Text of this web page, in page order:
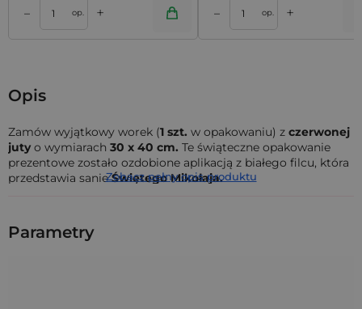
– op. + – op. +
Dodaj do koszyka
Opis
Zamów wyjątkowy worek (1 szt. w opakowaniu) z czerwonej
juty o wymiarach 30 x 40 cm. Te świąteczne opakowanie
prezentowe zostało ozdobione aplikacją z białego filcu, która
przedstawia sanieŚwiętego Mikołaja.
prezentowychi papieru do pakowania. W tym roku zapakuj
Zobacz pełny opis produktu
Parametry